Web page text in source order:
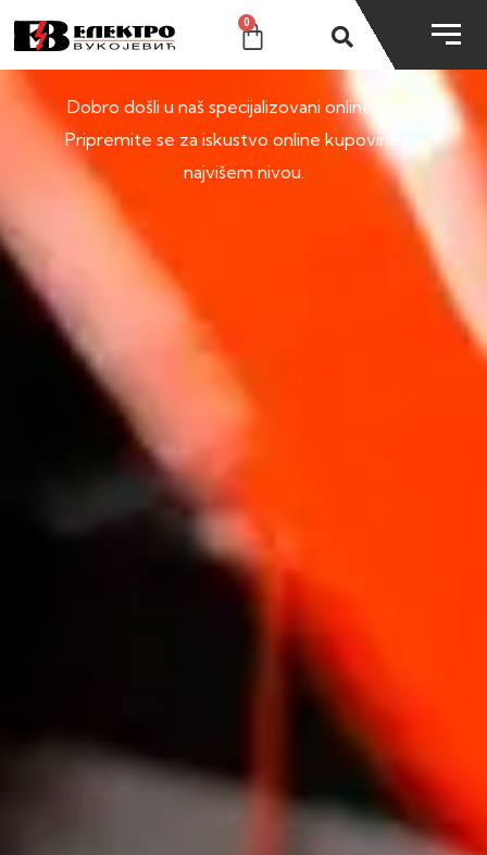
0
SHOP
Dobro došli u naš specijalizovani online shop.
Pripremite se za iskustvo online kupovine na
najvišem nivou.